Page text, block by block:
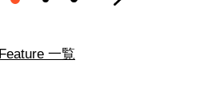
Feature 一覧